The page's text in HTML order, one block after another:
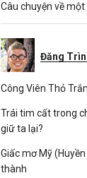
Câu chuyện về
Đăng
Công Viên Thỏ
Trái tim cất trong
giữ ta lại?
Giấc mơ Mỹ
thành